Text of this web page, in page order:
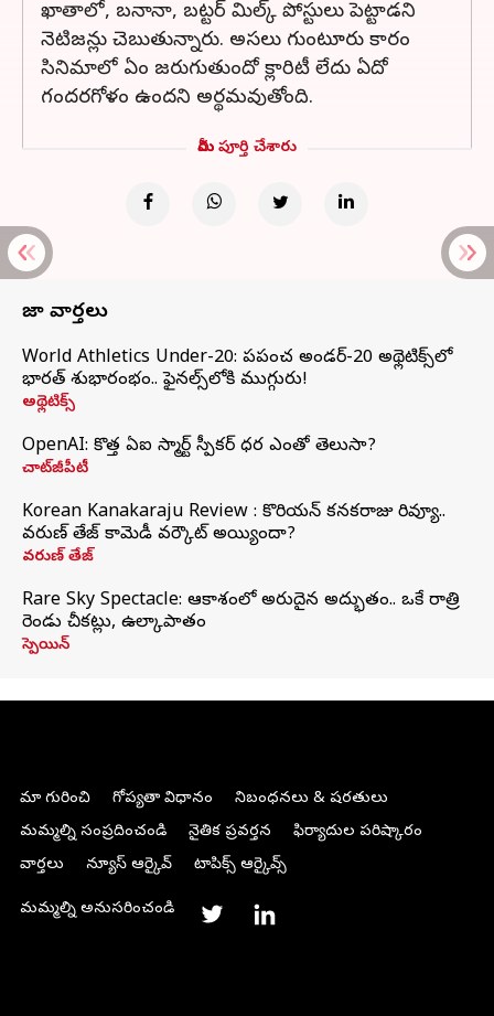
ఖాతాలో, బనానా, బట్టర్ మిల్క్ పోస్టులు పెట్టాడని
నెటిజన్లు చెబుతున్నారు. అసలు గుంటూరు కారం
సినిమాలో ఏం జరుగుతుందో క్లారిటీ లేదు ఏదో
గందరగోళం ఉందని అర్థమవుతోంది.
మీరు పూర్తి చేశారు
తాజా వార్తలు
World Athletics Under-20: ప్రపంచ అండర్-20 అథ్లెటిక్స్‌లో
భారత్‌ శుభారంభం.. ఫైనల్స్‌లోకి ముగ్గురు!
అథ్లెటిక్స్
OpenAI: కొత్త ఏఐ స్మార్ట్ స్పీకర్ ధర ఎంతో తెలుసా?
చాట్‌జీపీటీ
Korean Kanakaraju Review : కొరియన్ కనకరాజు రివ్యూ..
వరుణ్ తేజ్ కామెడీ వర్కౌట్ అయ్యిందా?
వరుణ్ తేజ్
Rare Sky Spectacle: ఆకాశంలో అరుదైన అద్భుతం.. ఒకే రాత్రి
రెండు చీకట్లు, ఉల్కాపాతం
స్పెయిన్
మా గురించి గోప్యతా విధానం
నిబంధనలు & షరతులు
మమ్మల్ని సంప్రదించండి
నైతిక ప్రవర్తన
ఫిర్యాదుల పరిష్కారం
వార్తలు
న్యూస్ ఆర్కైవ్ టాపిక్స్ ఆర్కైవ్స్
మమ్మల్ని అనుసరించండి